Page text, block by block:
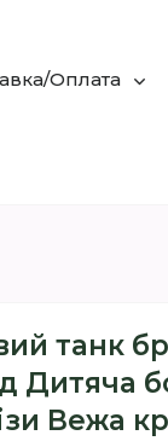
Оплата
танк
Дитяча
Вежа